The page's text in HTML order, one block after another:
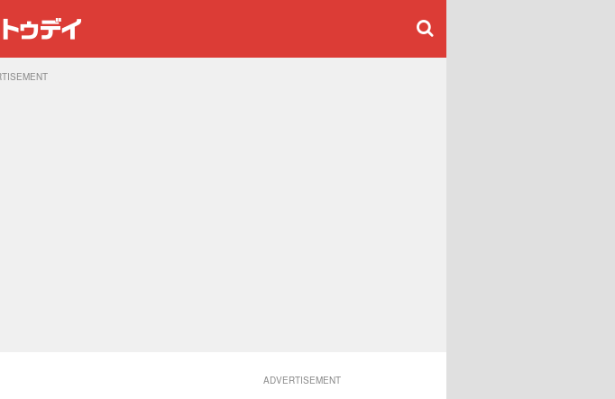
ADVERTISEMENT